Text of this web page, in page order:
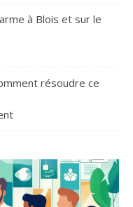
à Blois et sur le
résoudre ce